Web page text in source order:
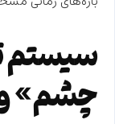
سیستم
چشم» و